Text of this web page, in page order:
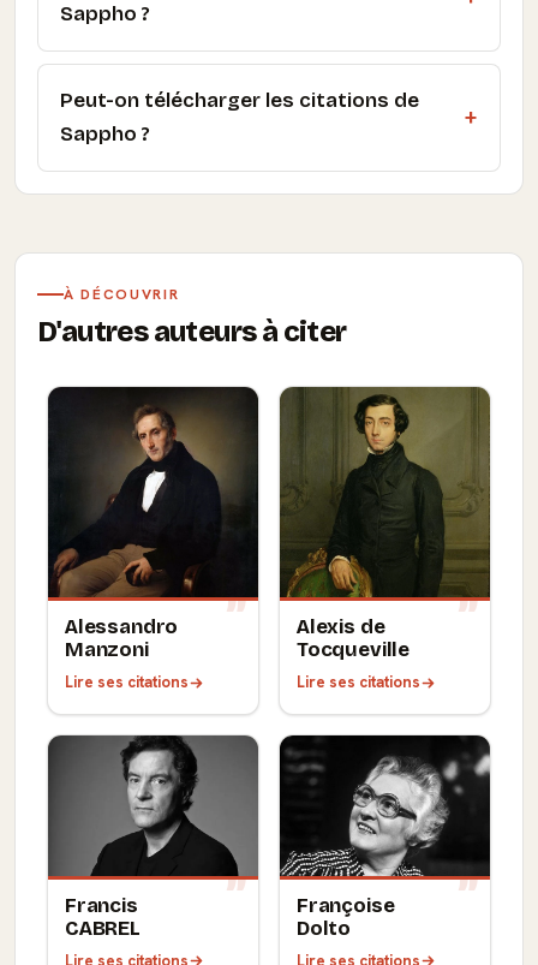
Sappho ?
Peut-on télécharger les citations de
Sappho ?
À DÉCOUVRIR
D'autres auteurs à citer
Alessandro
Manzoni
Lire ses citations
Alexis de
Tocqueville
Lire ses citations
Francis
CABREL
Lire ses citations
Françoise
Dolto
Lire ses citations